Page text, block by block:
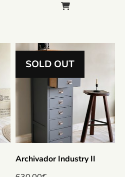
SOLD OUT
Archivador Industry II